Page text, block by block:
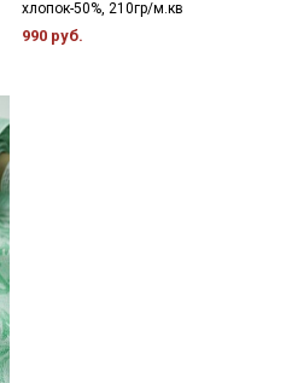
хлопок-50%, 210гр/м.кв
990 руб.
Купава
дополнительные
до 30% на узкие
тканей